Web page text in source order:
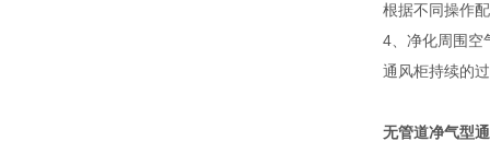
根据不同操作
4、净化周围空
通风柜持续的
无管道净气型